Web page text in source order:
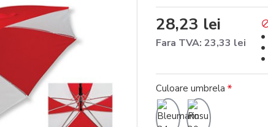
28,23 lei
Fara TVA: 23,33 lei
Culoare umbrela